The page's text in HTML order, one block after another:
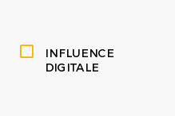
INFLUENCE
DIGITALE